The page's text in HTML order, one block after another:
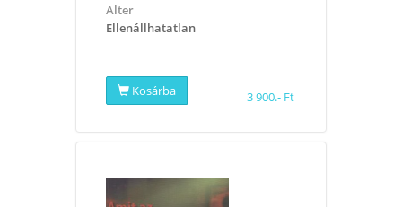
Alter
Ellenállhatatlan
Kosárba 3 900.- Ft